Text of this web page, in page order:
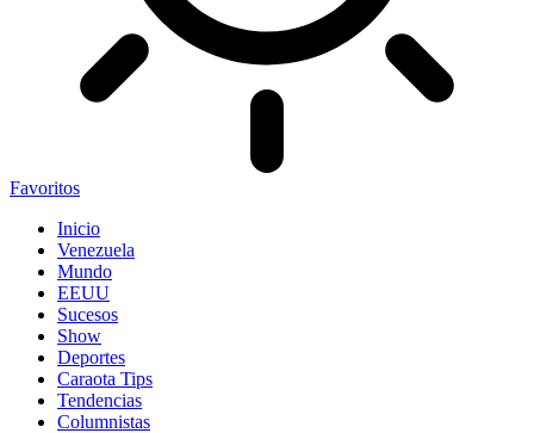
Favoritos
Inicio
Venezuela
Mundo
EEUU
Sucesos
Show
Deportes
Caraota Tips
Tendencias
Columnistas